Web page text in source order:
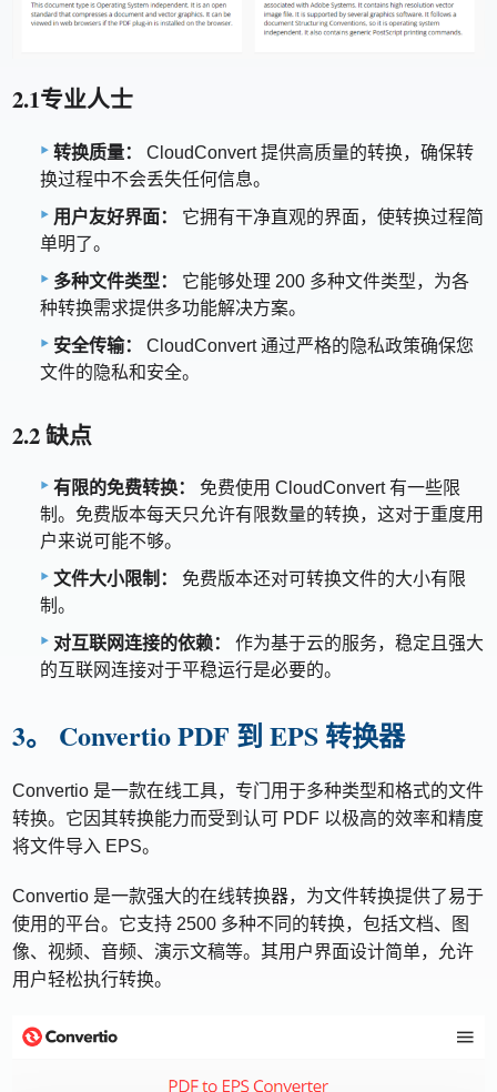
2.1专业人士
转换质量：
CloudConvert 提供高质量的转换，确保转
换过程中不会丢失任何信息。
用户友好界面：
它拥有干净直观的界面，使转换过程简
单明了。
多种文件类型：
它能够处理 200 多种文件类型，为各
种转换需求提供多功能解决方案。
安全传输：
CloudConvert 通过严格的隐私政策确保您
文件的隐私和安全。
2.2 缺点
有限的免费转换：
免费使用 CloudConvert 有一些限
制。免费版本每天只允许有限数量的转换，这对于重度用
户来说可能不够。
文件大小限制：
免费版本还对可转换文件的大小有限
制。
对互联网连接的依赖：
作为基于云的服务，稳定且强大
的互联网连接对于平稳运行是必要的。
3。 Convertio PDF 到 EPS 转换器
Convertio 是一款在线工具，专门用于多种类型和格式的文件
转换。它因其转换能力而受到认可 PDF 以极高的效率和精度
将文件导入 EPS。
Convertio 是一款强大的在线转换器，为文件转换提供了易于
使用的平台。它支持 2500 多种不同的转换，包括文档、图
像、视频、音频、演示文稿等。其用户界面设计简单，允许
用户轻松执行转换。